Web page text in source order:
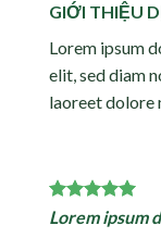
GIỚI THIỆU
Lorem ipsum
elit, sed diam
laoreet dolore
Lorem ipsum